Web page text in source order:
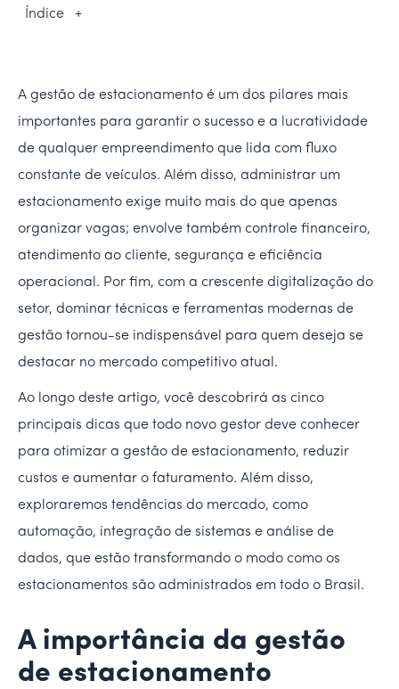
Índice +
A gestão de estacionamento é um dos pilares mais
importantes para garantir o sucesso e a lucratividade
de qualquer empreendimento que lida com fluxo
constante de veículos. Além disso, administrar um
estacionamento exige muito mais do que apenas
organizar vagas; envolve também controle financeiro,
atendimento ao cliente, segurança e eficiência
operacional. Por fim, com a crescente digitalização do
setor, dominar técnicas e ferramentas modernas de
gestão tornou-se indispensável para quem deseja se
destacar no mercado competitivo atual.
Ao longo deste artigo, você descobrirá as cinco
principais dicas que todo novo gestor deve conhecer
para otimizar a gestão de estacionamento, reduzir
custos e aumentar o faturamento. Além disso,
exploraremos tendências do mercado, como
automação, integração de sistemas e análise de
dados, que estão transformando o modo como os
estacionamentos são administrados em todo o Brasil.
A importância da gestão
de estacionamento